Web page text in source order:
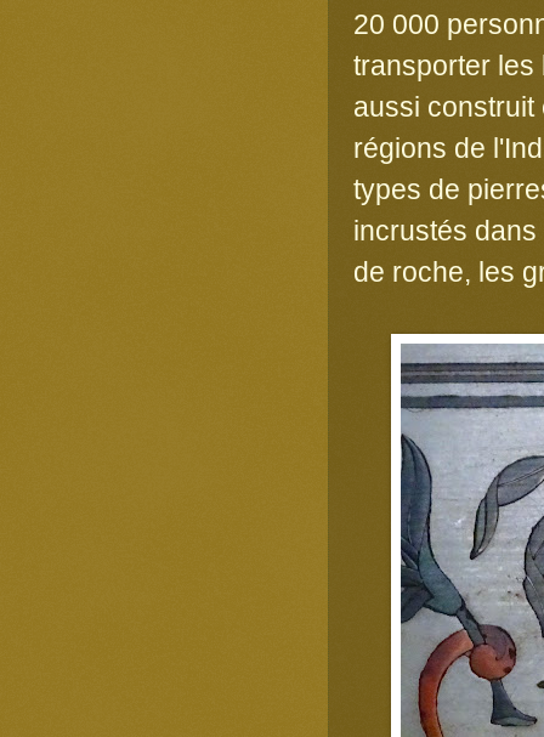
20 000
transporter les
aussi
régions de
types de
incrustés
de roche, les